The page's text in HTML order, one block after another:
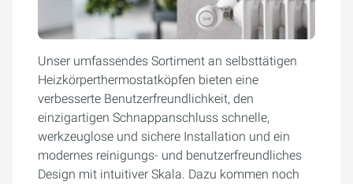
Unser umfassendes Sortiment an selbsttätigen
Heizkörperthermostatköpfen bieten eine
verbesserte Benutzerfreundlichkeit, den
einzigartigen Schnappanschluss schnelle,
werkzeuglose und sichere Installation und ein
modernes reinigungs- und benutzerfreundliches
Design mit intuitiver Skala. Dazu kommen noch